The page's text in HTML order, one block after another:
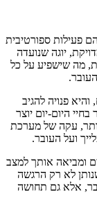
פעילות ספורטיבית
יוגה שנועדה
מה שישפיע על כל
פנויה להגיב
היום-יום יוצר
עקה של מערכת
ועל העובר.
ומביאה אותך למצב
לא רק הרגשה
אלא גם תחושה